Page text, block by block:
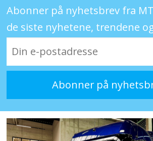
Abonner på nyhetsbrev fra
de siste nyhetene, trendene